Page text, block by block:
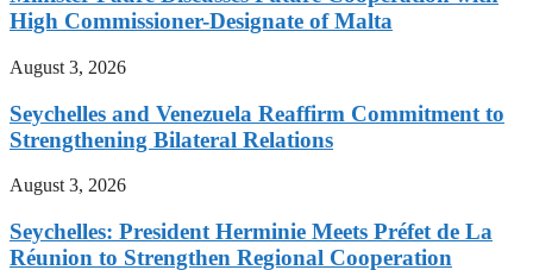
High Commissioner-Designate of Malta
August 3, 2026
Seychelles and Venezuela Reaffirm Commitment to
Strengthening Bilateral Relations
August 3, 2026
Seychelles: President Herminie Meets Préfet de La
Réunion to Strengthen Regional Cooperation